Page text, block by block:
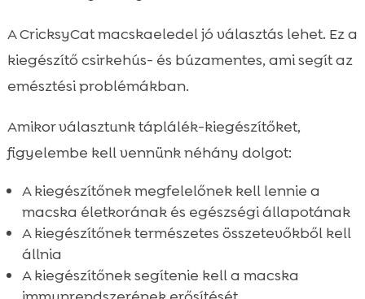
A CricksyCat macskaeledel jó választás lehet. Ez a
kiegészítő csirkehús- és búzamentes, ami segít az
emésztési problémákban.
Amikor választunk táplálék-kiegészítőket,
figyelembe kell vennünk néhány dolgot:
A kiegészítőnek megfelelőnek kell lennie a
macska életkorának és egészségi állapotának
A kiegészítőnek természetes összetevőkből kell
állnia
A kiegészítőnek segítenie kell a macska